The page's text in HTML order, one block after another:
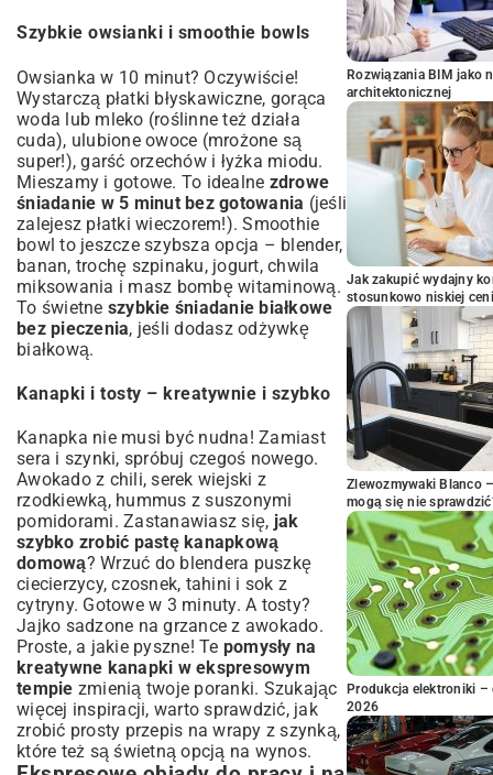
Szybkie owsianki i smoothie bowls
Owsianka w 10 minut? Oczywiście!
Wystarczą płatki błyskawiczne, gorąca
woda lub mleko (roślinne też działa
cuda), ulubione owoce (mrożone są
super!), garść orzechów i łyżka miodu.
Mieszamy i gotowe. To idealne zdrowe
śniadanie w 5 minut bez gotowania (jeśli
zalejesz płatki wieczorem!). Smoothie
bowl to jeszcze szybsza opcja – blender,
banan, trochę szpinaku, jogurt, chwila
miksowania i masz bombę witaminową.
To świetne szybkie śniadanie białkowe
bez pieczenia, jeśli dodasz odżywkę
białkową.
Kanapki i tosty – kreatywnie i szybko
Kanapka nie musi być nudna! Zamiast
sera i szynki, spróbuj czegoś nowego.
Awokado z chili, serek wiejski z
rzodkiewką, hummus z suszonymi
pomidorami. Zastanawiasz się, jak
szybko zrobić pastę kanapkową
domową? Wrzuć do blendera puszkę
ciecierzycy, czosnek, tahini i sok z
cytryny. Gotowe w 3 minuty. A tosty?
Jajko sadzone na grzance z awokado.
Proste, a jakie pyszne! Te pomysły na
kreatywne kanapki w ekspresowym
tempie zmienią twoje poranki. Szukając
więcej inspiracji, warto sprawdzić, jak
zrobić prosty przepis na wrapy z szynką,
które też są świetną opcją na wynos.
Rozwiązania BIM jako
architektonicznej
Jak zakupić wydajny
stosunkowo niskiej
Zlewozmywaki Blanco
mogą się nie
Produkcja elektroniki –
2026